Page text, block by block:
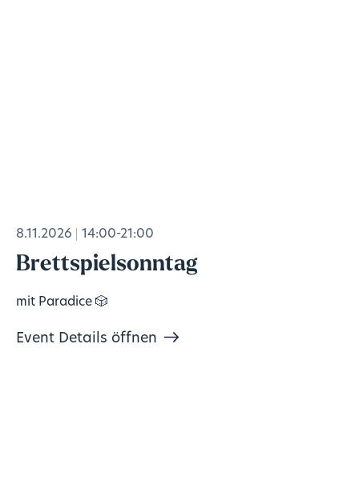
8.11.2026 14:00-21:00
Brettspielsonntag
mit Paradice 🎲
Event Details öffnen